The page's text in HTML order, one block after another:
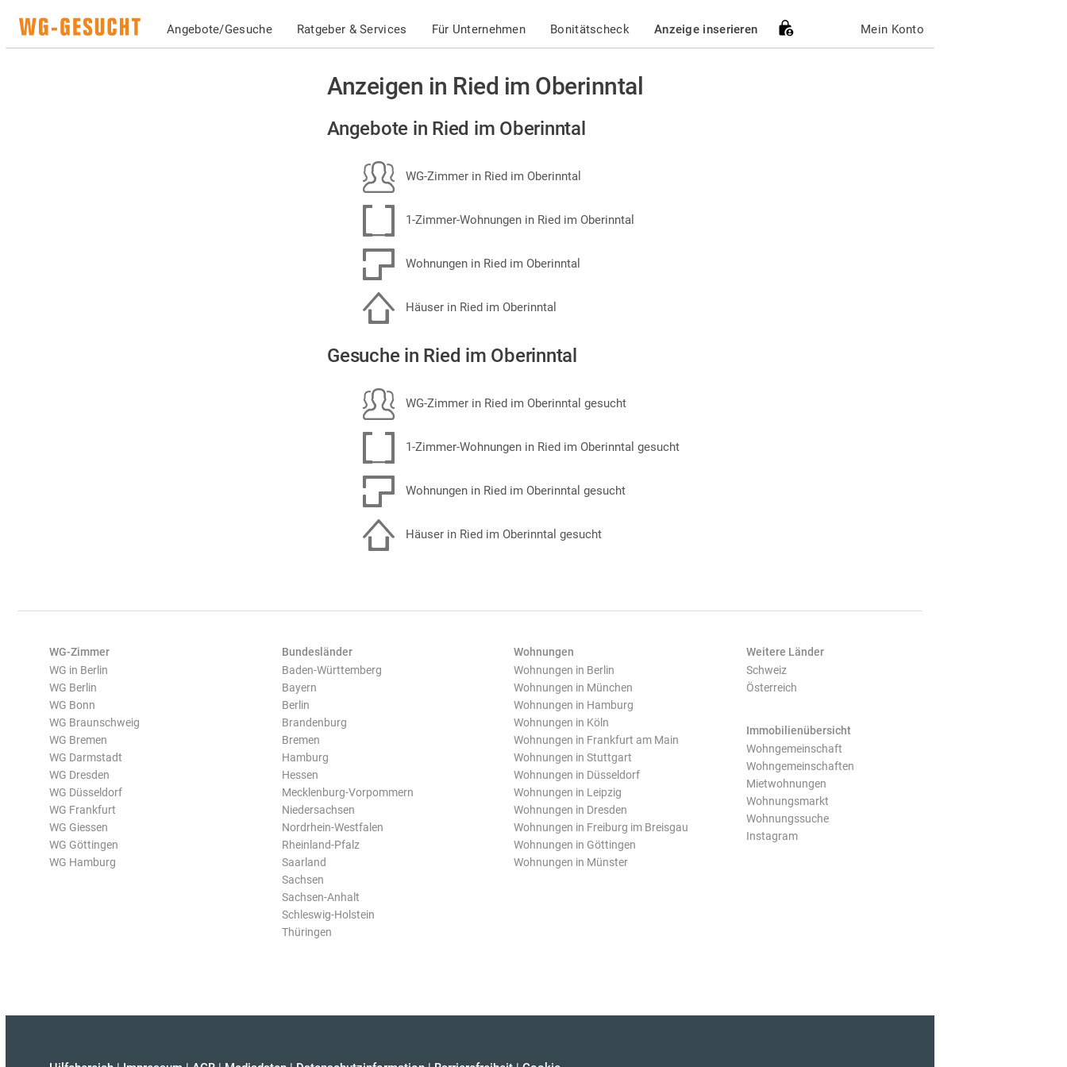
Angebote/Gesuche Ratgeber & Services Für Unternehmen Bonitätscheck Anzeige inserieren Mein Konto
Anzeigen in Ried im Oberinntal
Angebote in Ried im Oberinntal
WG-Zimmer in Ried im Oberinntal
1-Zimmer-Wohnungen in Ried im Oberinntal
Wohnungen in Ried im Oberinntal
Häuser in Ried im Oberinntal
Gesuche in Ried im Oberinntal
WG-Zimmer in Ried im Oberinntal gesucht
1-Zimmer-Wohnungen in Ried im Oberinntal gesucht
Wohnungen in Ried im Oberinntal gesucht
Häuser in Ried im Oberinntal gesucht
WG-Zimmer
WG in Berlin
WG Berlin
WG Bonn
WG Braunschweig
WG Bremen
WG Darmstadt
WG Dresden
WG Düsseldorf
WG Frankfurt
WG Giessen
WG Göttingen
WG Hamburg
Bundesländer
Baden-Württemberg
Bayern
Berlin
Brandenburg
Bremen
Hamburg
Hessen
Mecklenburg-Vorpommern
Niedersachsen
Nordrhein-Westfalen
Rheinland-Pfalz
Saarland
Sachsen
Sachsen-Anhalt
Schleswig-Holstein
Thüringen
Wohnungen
Wohnungen in Berlin
Wohnungen in München
Wohnungen in Hamburg
Wohnungen in Köln
Wohnungen in Frankfurt am Main
Wohnungen in Stuttgart
Wohnungen in Düsseldorf
Wohnungen in Leipzig
Wohnungen in Dresden
Wohnungen in Freiburg im Breisgau
Wohnungen in Göttingen
Wohnungen in Münster
Weitere Länder
Schweiz
Österreich
Immobilienübersicht
Wohngemeinschaft
Wohngemeinschaften
Mietwohnungen
Wohnungsmarkt
Wohnungssuche
Instagram